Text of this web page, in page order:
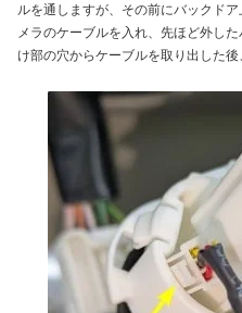
ルを通しますが、その前にバックド
メラのケーブルを入れ、先ほど外し
け部の穴からケーブルを取り出した